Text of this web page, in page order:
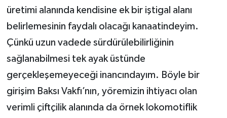
üretimi alanında kendisine ek bir iştigal alanı
belirlemesinin faydalı olacağı kanaatindeyim.
Çünkü uzun vadede sürdürülebilirliğinin
sağlanabilmesi tek ayak üstünde
gerçekleşemeyeceği inancındayım. Böyle bir
girişim Baksı Vakfı’nın, yöremizin ihtiyacı olan
verimli çiftçilik alanında da örnek lokomotiflik